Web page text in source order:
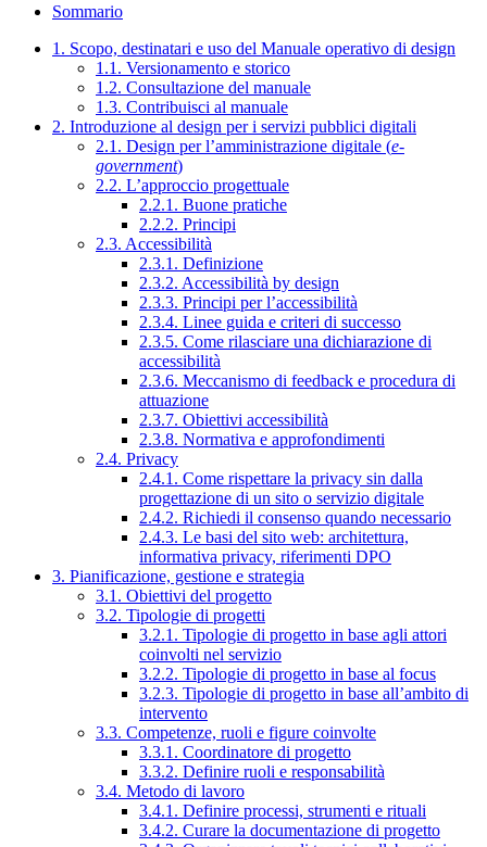
Sommario
1. Scopo, destinatari e uso del Manuale operativo di design
1.1. Versionamento e storico
1.2. Consultazione del manuale
1.3. Contribuisci al manuale
2. Introduzione al design per i servizi pubblici digitali
2.1. Design per l’amministrazione digitale (e-
government)
2.2. L’approccio progettuale
2.2.1. Buone pratiche
2.2.2. Principi
2.3. Accessibilità
2.3.1. Definizione
2.3.2. Accessibilità by design
2.3.3. Principi per l’accessibilità
2.3.4. Linee guida e criteri di successo
2.3.5. Come rilasciare una dichiarazione di
accessibilità
2.3.6. Meccanismo di feedback e procedura di
attuazione
2.3.7. Obiettivi accessibilità
2.3.8. Normativa e approfondimenti
2.4. Privacy
2.4.1. Come rispettare la privacy sin dalla
progettazione di un sito o servizio digitale
2.4.2. Richiedi il consenso quando necessario
2.4.3. Le basi del sito web: architettura,
informativa privacy, riferimenti DPO
3. Pianificazione, gestione e strategia
3.1. Obiettivi del progetto
3.2. Tipologie di progetti
3.2.1. Tipologie di progetto in base agli attori
coinvolti nel servizio
3.2.2. Tipologie di progetto in base al focus
3.2.3. Tipologie di progetto in base all’ambito di
intervento
3.3. Competenze, ruoli e figure coinvolte
3.3.1. Coordinatore di progetto
3.3.2. Definire ruoli e responsabilità
3.4. Metodo di lavoro
3.4.1. Definire processi, strumenti e rituali
3.4.2. Curare la documentazione di progetto